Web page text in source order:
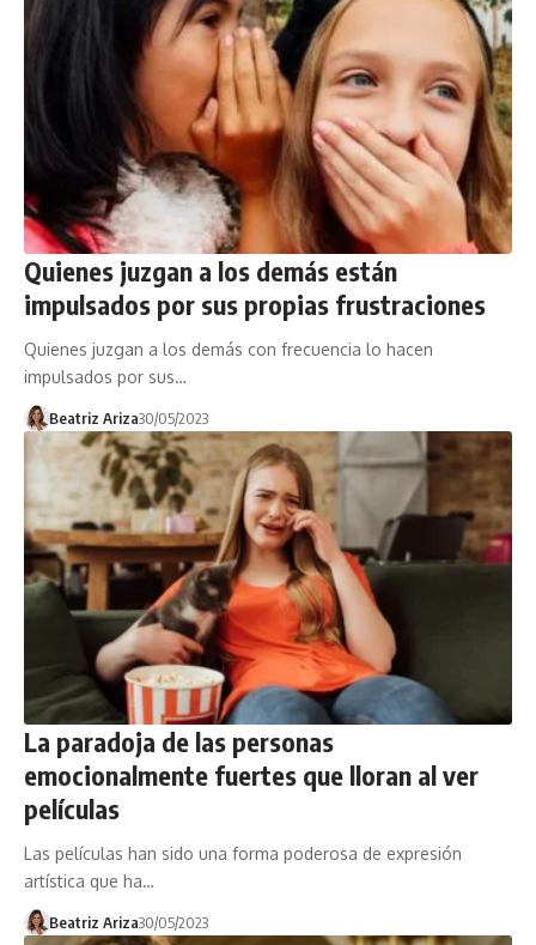
Quienes juzgan a los demás están
impulsados por sus propias frustraciones
Quienes juzgan a los demás con frecuencia lo hacen
impulsados por sus…
Beatriz Ariza30/05/2023
La paradoja de las personas
emocionalmente fuertes que lloran al ver
películas
Las películas han sido una forma poderosa de expresión
artística que ha…
Beatriz Ariza30/05/2023